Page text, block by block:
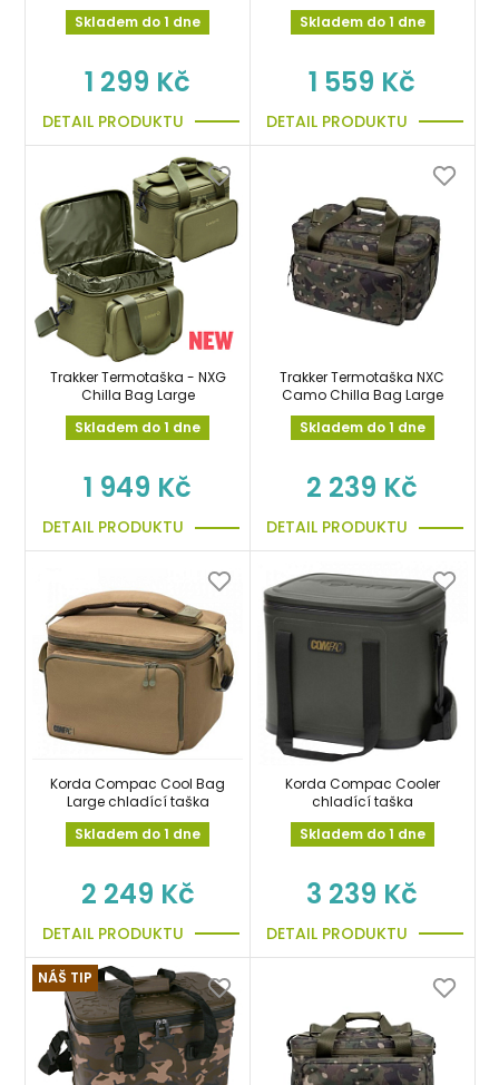
Skladem do 1 dne
1 299 Kč
DETAIL PRODUKTU
Skladem do 1 dne
1 559 Kč
DETAIL PRODUKTU
Trakker Termotaška - NXG
Chilla Bag Large
Skladem do 1 dne
1 949 Kč
DETAIL PRODUKTU
Trakker Termotaška NXC
Camo Chilla Bag Large
Skladem do 1 dne
2 239 Kč
DETAIL PRODUKTU
Korda Compac Cool Bag
Large chladící taška
Skladem do 1 dne
2 249 Kč
DETAIL PRODUKTU
Korda Compac Cooler
chladící taška
Skladem do 1 dne
3 239 Kč
DETAIL PRODUKTU
NÁŠ TIP